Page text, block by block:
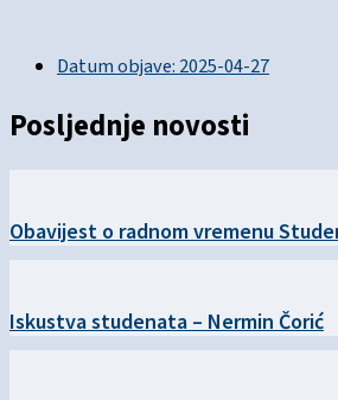
Datum objave:2025-04-27
Posljednje novosti
Obavijest o radnom vremenu
Iskustva studenata – Nermin Čorić